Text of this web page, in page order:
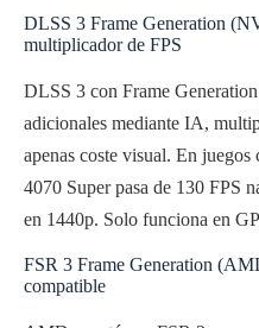
DLSS 3 Frame Generation
multiplicador de FPS
DLSS 3 con Frame
adicionales mediante IA,
apenas coste visual. En
4070 Super pasa de 130 FPS
en 1440p. Solo funciona en
FSR 3 Frame Generation
compatible